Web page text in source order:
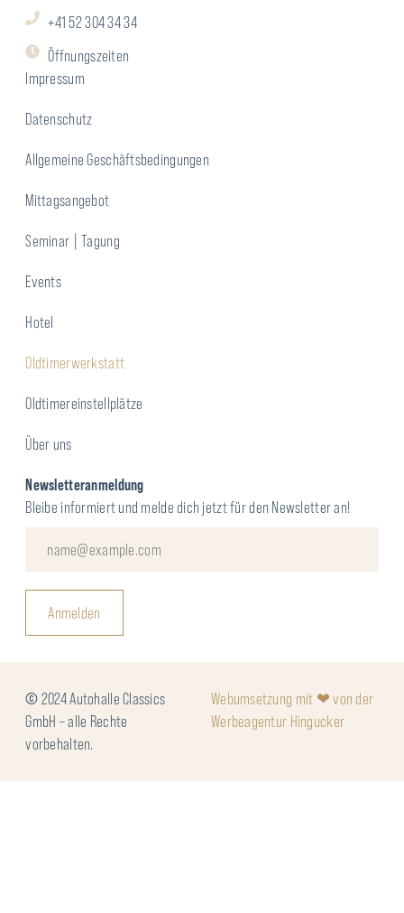
+41 52 304 34 34
Öffnungszeiten
Impressum
Datenschutz
Allgemeine Geschäftsbedingungen
Mittagsangebot
Seminar | Tagung
Events
Hotel
Oldtimerwerkstatt
Oldtimereinstellplätze
Über uns
Newsletteranmeldung
Bleibe informiert und melde dich jetzt für den Newsletter an!
Anmelden
©2024 Autohalle Classics
GmbH – alle Rechte
vorbehalten.
Webumsetzung mit ❤ von der
Werbeagentur Hingucker